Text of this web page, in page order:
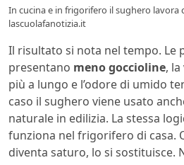
In cucina e in frigorifero il sughero lavora
lascuolafanotizia.it
Il risultato si nota nel tempo. Le
presentano meno goccioline,
più a lungo e l’odore di umido
caso il sughero viene usato
naturale in edilizia. La stessa
funziona nel frigorifero di casa.
diventa saturo, lo si sostituisce.